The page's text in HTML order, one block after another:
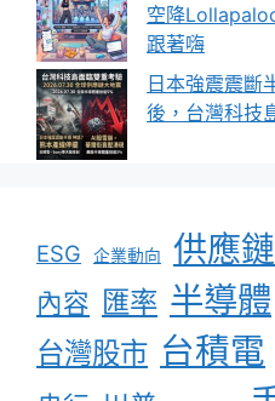
空降
跟著嗨
日本強震震斷
後，台灣科技
ESG 企業動向 供應鏈
內容 匯率 半導體
台灣股市 台積電